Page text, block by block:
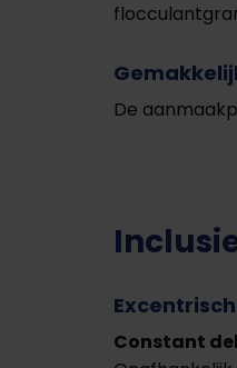
De
Constant